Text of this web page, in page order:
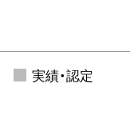
実績・認定